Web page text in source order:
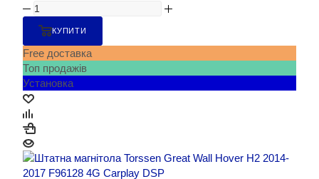
КУПИТИ
Free доставка
Топ продажів
Установка